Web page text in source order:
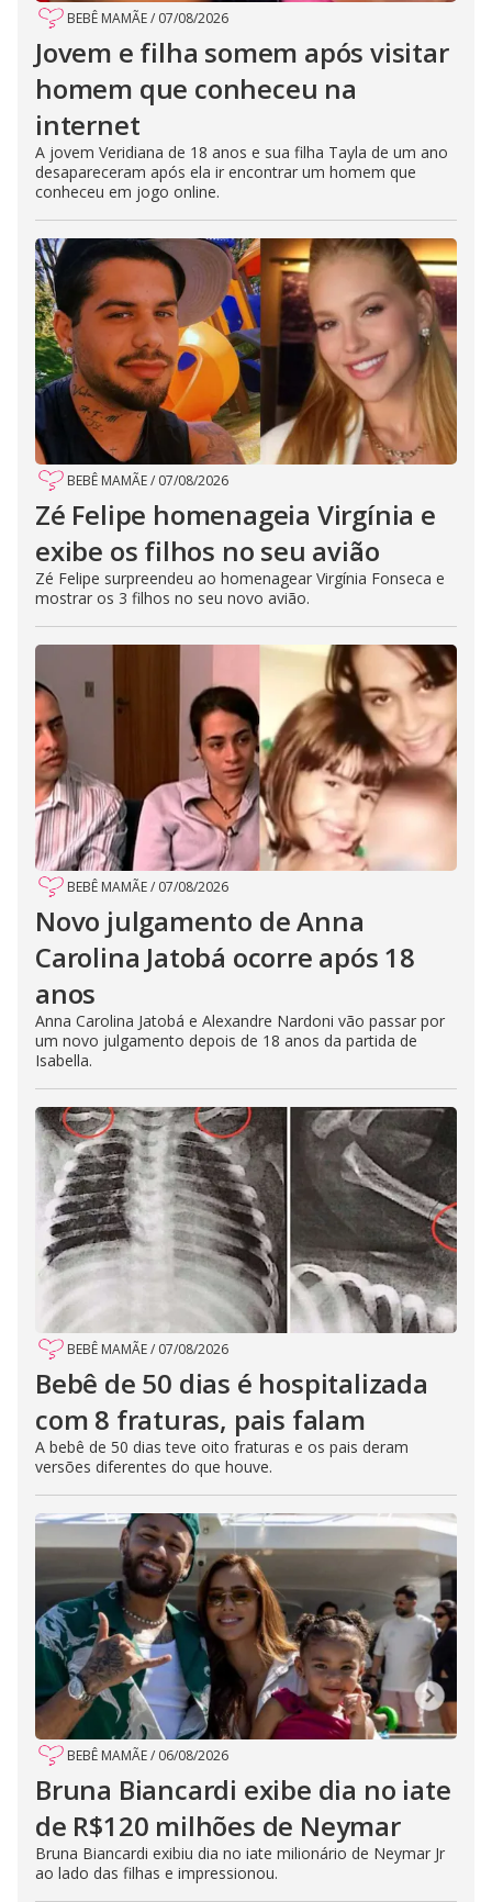
BEBÊ MAMÃE/ 07/08/2026
Jovem e filha somem após visitar
homem que conheceu na
internet
A jovem Veridiana de 18 anos e sua filha Tayla de um ano
desapareceram após ela ir encontrar um homem que
conheceu em jogo online.
BEBÊ MAMÃE/ 07/08/2026
Zé Felipe homenageia Virgínia e
exibe os filhos no seu avião
Zé Felipe surpreendeu ao homenagear Virgínia Fonseca e
mostrar os 3 filhos no seu novo avião.
BEBÊ MAMÃE/ 07/08/2026
Novo julgamento de Anna
Carolina Jatobá ocorre após 18
anos
Anna Carolina Jatobá e Alexandre Nardoni vão passar por
um novo julgamento depois de 18 anos da partida de
Isabella.
BEBÊ MAMÃE/ 07/08/2026
Bebê de 50 dias é hospitalizada
com 8 fraturas, pais falam
A bebê de 50 dias teve oito fraturas e os pais deram
versões diferentes do que houve.
BEBÊ MAMÃE/ 06/08/2026
Bruna Biancardi exibe dia no iate
de R$120 milhões de Neymar
Bruna Biancardi exibiu dia no iate milionário de Neymar Jr
ao lado das filhas e impressionou.